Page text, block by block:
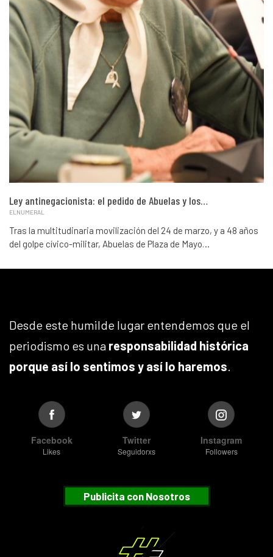
Ley antinegacionista: el pedido de Abuelas y los…
ELNUMERAL
Tras la multitudinaria movilización del 24 de marzo, y a 48 años
del golpe cívico-militar, Abuelas de Plaza de Mayo…
Desde este humilde lugar entendemos que el
periodismo es una responsabilidad histórica
porque así lo sentimos y así lo haremos.
Facebook
Likes
Twitter
Seguidorxs
Instagram
Followers
Publicita con Nosotros